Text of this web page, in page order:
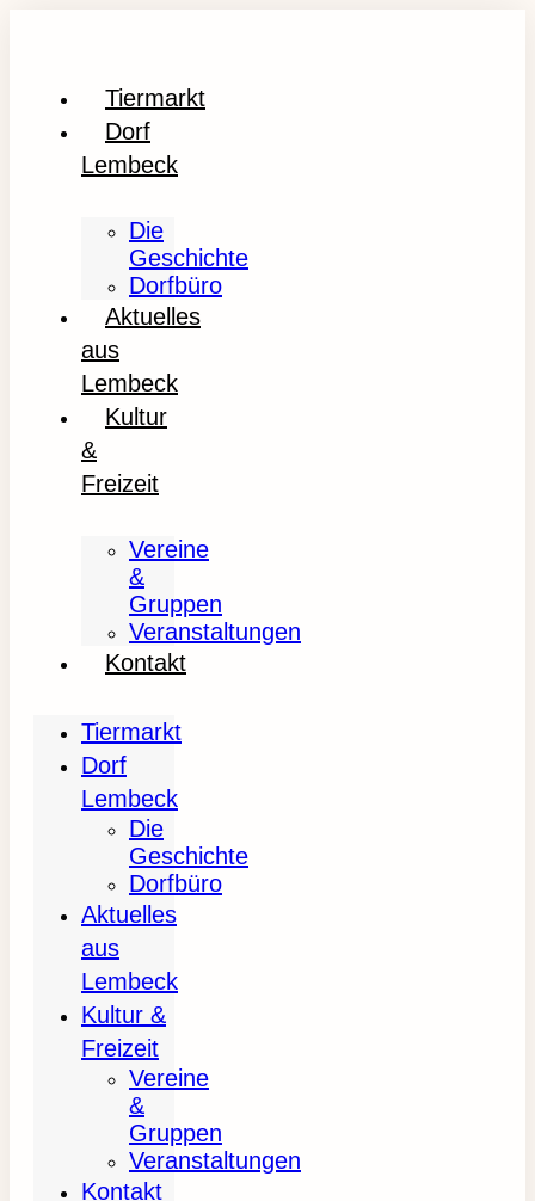
Tiermarkt
Dorf
Lembeck
Die
Geschichte
Dorfbüro
Aktuelles
aus
Lembeck
Kultur
&
Freizeit
Vereine
&
Gruppen
Veranstaltungen
Kontakt
Tiermarkt
Dorf
Lembeck
Die
Geschichte
Dorfbüro
Aktuelles
aus
Lembeck
Kultur &
Freizeit
Vereine
&
Gruppen
Veranstaltungen
Kontakt